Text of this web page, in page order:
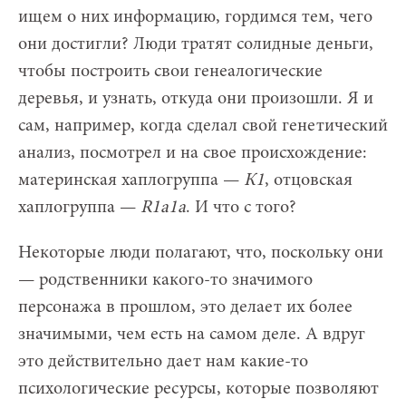
ищем о них информацию, гордимся тем, чего
они достигли? Люди тратят солидные деньги,
чтобы построить свои генеалогические
деревья, и узнать, откуда они произошли. Я и
сам, например, когда сделал свой генетический
анализ, посмотрел и на свое происхождение:
материнская хаплогруппа — К1, отцовская
хаплогруппа — R1a1a. И что с того?
Некоторые люди полагают, что, поскольку они
— родственники какого-то значимого
персонажа в прошлом, это делает их более
значимыми, чем есть на самом деле. А вдруг
это действительно дает нам какие-то
психологические ресурсы, которые позволяют